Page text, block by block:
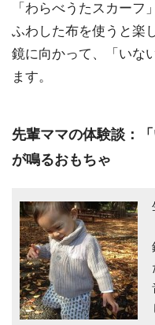
「わらべうたスカーフ
ふわした布を使うと楽
鏡に向かって、「いな
ます。
先輩ママの体験談：
が鳴るおもちゃ